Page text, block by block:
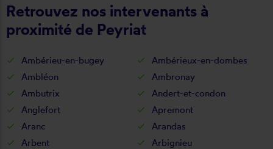
Retrouvez nos intervenants à
proximité de Peyriat
Ambérieu-en-bugey
Ambérieux-en-dombes
Ambléon
Ambronay
Ambutrix
Andert-et-condon
Anglefort
Apremont
Aranc
Arandas
Arbent
Arbignieu